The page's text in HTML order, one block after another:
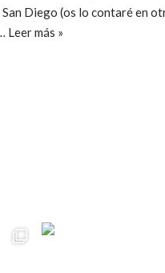
Diego (os lo contaré en
Leer más »